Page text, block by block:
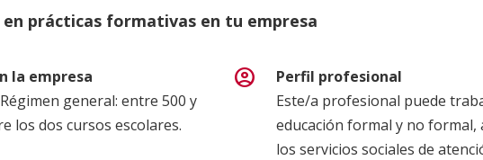
prácticas formativas en tu empresa
la empresa
general: entre 500 y
los dos cursos escolares.
account_circle
Perfil profesional
Este/a profesional puede
educación formal y no formal,
los servicios sociales de